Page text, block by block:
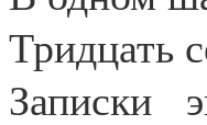
Тридцать
Записки